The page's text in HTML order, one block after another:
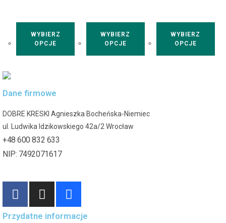
WYBIERZ
OPCJE
WYBIERZ
OPCJE
WYBIERZ
OPCJE
Dane firmowe
DOBRE KRESKI Agnieszka Bocheńska-Niemiec
ul. Ludwika Idzikowskiego 42a/2 Wrocław
+48 600 832 633
NIP: 7492071617
Przydatne informacje